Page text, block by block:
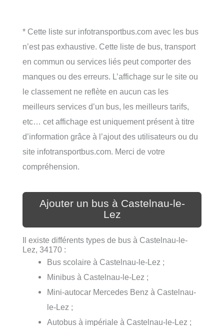
* Cette liste sur infotransportbus.com avec les bus
n’est pas exhaustive. Cette liste de bus, transport
en commun ou services liés peut comporter des
manques ou des erreurs. L’affichage sur le site ou
le classement ne reflète en aucun cas les
meilleurs services d’un bus, les meilleurs tarifs,
etc… cet affichage est uniquement présent à titre
d’information grâce à l’ajout des utilisateurs ou du
site infotransportbus.com. Merci de votre
compréhension.
Ajouter un bus à Castelnau-le-
Lez
Il existe différents types de bus à Castelnau-le-
Lez, 34170 :
Bus scolaire à Castelnau-le-Lez ;
Minibus à Castelnau-le-Lez ;
Mini-autocar Mercedes Benz à Castelnau-
le-Lez ;
Autobus à impériale à Castelnau-le-Lez ;